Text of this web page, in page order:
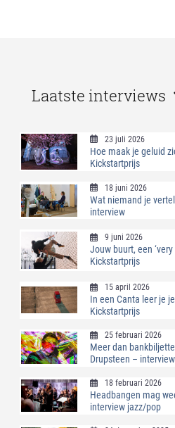
Laatste interviews
23 juli 2026
Hoe maak je geluid
Kickstartprijs
18 juni 2026
Wat niemand je
interview
9 juni 2026
Jouw buurt, een
Kickstartprijs
15 april 2026
In een Canta leer je
Kickstartprijs
25 februari 2026
Meer dan
Drupsteen –
18 februari 2026
Headbangen mag
interview jazz/pop